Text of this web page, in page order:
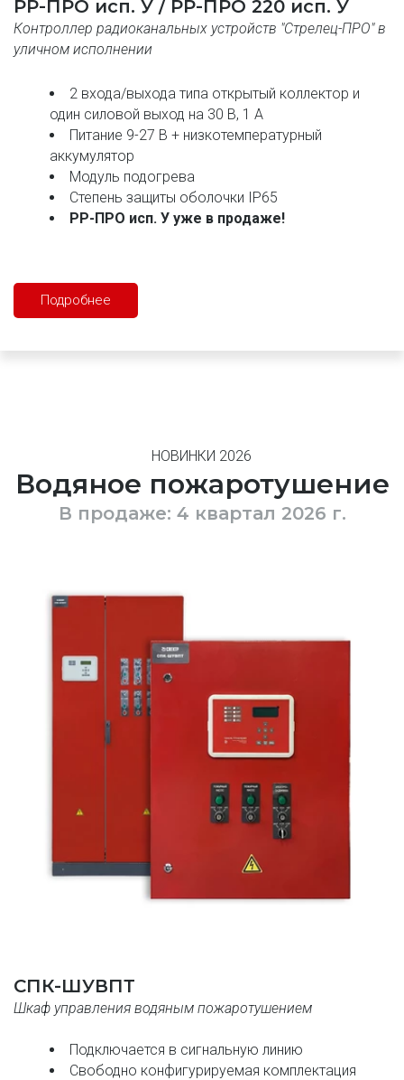
РР-ПРО исп. У / РР-ПРО 220 исп. У
Контроллер радиоканальных устройств "Стрелец-ПРО" в
уличном исполнении
2 входа/выхода типа открытый коллектор и
один силовой выход на 30 В, 1 А
Питание 9-27 В + низкотемпературный
аккумулятор
Модуль подогрева
Степень защиты оболочки IP65
РР-ПРО исп. У уже в продаже!
Подробнее
НОВИНКИ 2026
Водяное пожаротушение
В продаже: 4 квартал 2026 г.
СПК-ШУВПТ
Шкаф управления водяным пожаротушением
Подключается в сигнальную линию
Свободно конфигурируемая комплектация